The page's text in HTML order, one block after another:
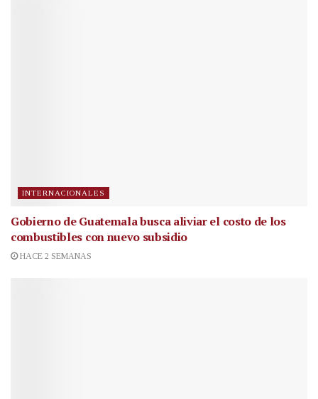
INTERNACIONALES
Gobierno de Guatemala busca aliviar el costo de los
combustibles con nuevo subsidio
HACE 2 SEMANAS